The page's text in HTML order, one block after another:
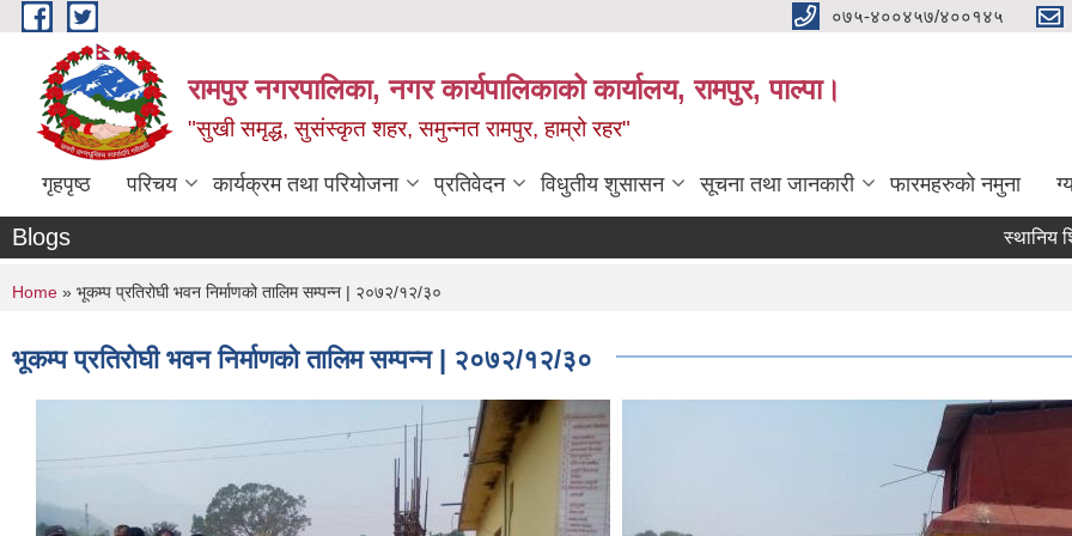
Skip to main content ०७५-४००४५७/४००१४५
रामपुर नगरपालिका, नगर कार्यपालिकाको कार्यालय, रामपुर, पाल्पा।
"सुखी समृद्ध, सुसंस्कृत शहर, समुन्नत रामपुर, हाम्रो रहर"
गृहपृष्ठ परिचय कार्यक्रम तथा परियोजना प्रतिवेदन विधुतीय शुसासन सूचना तथा जानकारी फारमहरुको नमुना
Blogs स्थानिय शिक्षक
You are here
Home » भूकम्प प्रतिरोघी भवन निर्माणको तालिम सम्पन्न | २०७२/१२/३०
भूकम्प प्रतिरोघी भवन निर्माणको तालिम सम्पन्न | २०७२/१२/३०